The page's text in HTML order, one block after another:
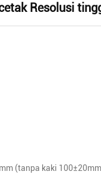
Resolusi
(tanpa kaki